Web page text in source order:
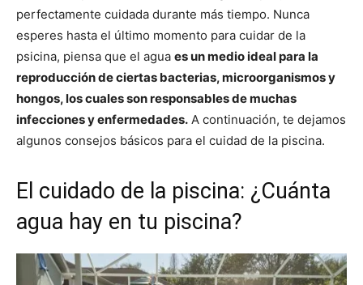
perfectamente cuidada durante más tiempo. Nunca
esperes hasta el último momento para cuidar de la
psicina, piensa que el agua es un medio ideal para la
reproducción de ciertas bacterias, microorganismos y
hongos, los cuales son responsables de muchas
infecciones y enfermedades. A continuación, te dejamos
algunos consejos básicos para el cuidad de la piscina.
El cuidado de la piscina: ¿Cuánta
agua hay en tu piscina?